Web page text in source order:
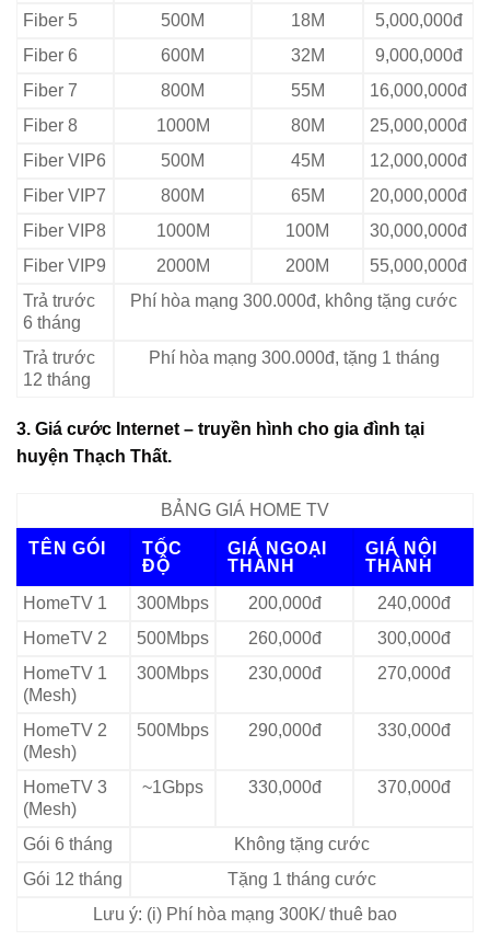
Fiber 5
500M 18M
5,000,000đ
Fiber 6
600M 32M
9,000,000đ
Fiber 7
800M 55M
16,000,000đ
Fiber 8
1000M 80M
25,000,000đ
Fiber VIP6
500M 45M
12,000,000đ
Fiber VIP7
800M 65M
20,000,000đ
Fiber VIP8
1000M 100M
30,000,000đ
Fiber VIP9
2000M 200M
55,000,000đ
Trả trước
6 tháng
Phí hòa mạng 300.000đ, không tặng cước
Trả trước
12 tháng
Phí hòa mạng 300.000đ, tặng 1 tháng
3. Giá cước Internet – truyền hình cho gia đình tại
huyện Thạch Thất.
BẢNG GIÁ HOME TV
TÊN GÓI
TỐC
ĐỘ
GIÁ NGOẠI
THÀNH
GIÁ NỘI
THÀNH
HomeTV 1
300Mbps 200,000đ
240,000đ
HomeTV 2
500Mbps 260,000đ
300,000đ
HomeTV 1
(Mesh)
300Mbps 230,000đ 270,000đ
HomeTV 2
(Mesh)
500Mbps 290,000đ 330,000đ
HomeTV 3
(Mesh)
~1Gbps 330,000đ 370,000đ
Gói 6 tháng
Không tặng cước
Gói 12 tháng
Tặng 1 tháng cước
Lưu ý: (i) Phí hòa mạng 300K/ thuê bao